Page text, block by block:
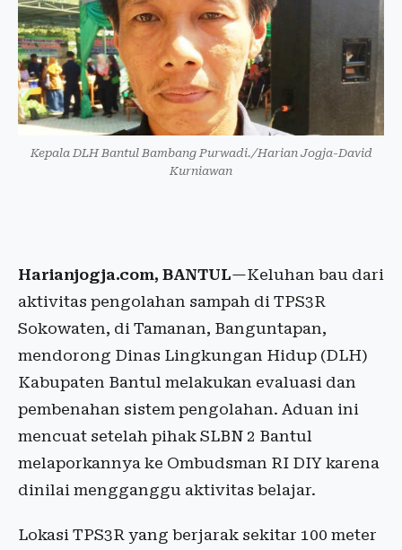
Kepala DLH Bantul Bambang Purwadi./Harian Jogja-David
Kurniawan
Harianjogja.com, BANTUL—Keluhan bau dari
aktivitas pengolahan sampah di TPS3R
Sokowaten, di Tamanan, Banguntapan,
mendorong Dinas Lingkungan Hidup (DLH)
Kabupaten Bantul melakukan evaluasi dan
pembenahan sistem pengolahan. Aduan ini
mencuat setelah pihak SLBN 2 Bantul
melaporkannya ke Ombudsman RI DIY karena
dinilai mengganggu aktivitas belajar.
Lokasi TPS3R yang berjarak sekitar 100 meter